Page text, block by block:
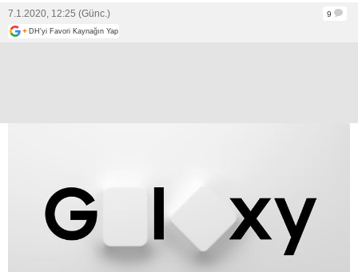
7.1.2020, 12:25 (Günc.)
9
+ DH'yi Favori Kaynağın Yap